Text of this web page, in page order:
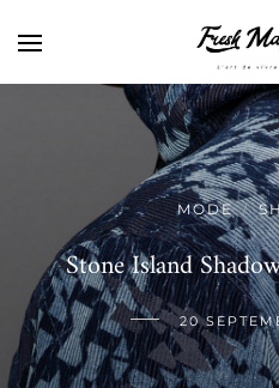
MODE /
Stone Island
20